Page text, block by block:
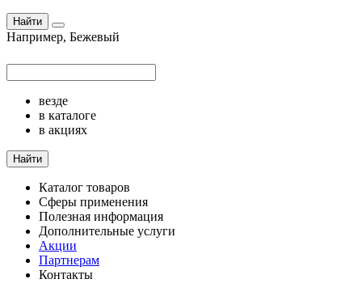
Найти
Например, Бежевый
везде
в каталоге
в акциях
Найти
Каталог товаров
Сферы применения
Полезная информация
Дополнительные услуги
Акции
Партнерам
Контакты